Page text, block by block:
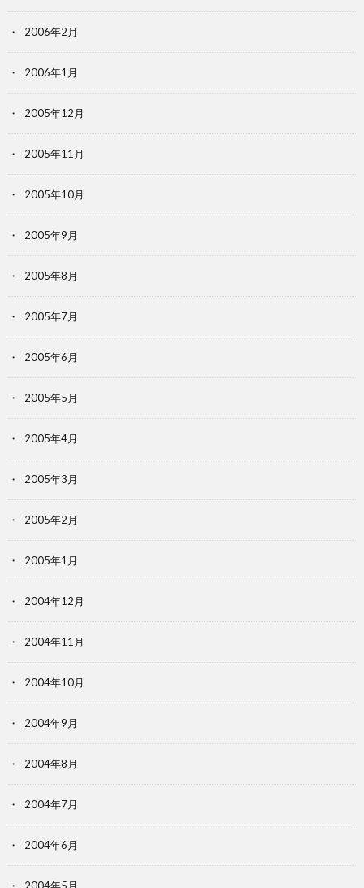
2006年2月
2006年1月
2005年12月
2005年11月
2005年10月
2005年9月
2005年8月
2005年7月
2005年6月
2005年5月
2005年4月
2005年3月
2005年2月
2005年1月
2004年12月
2004年11月
2004年10月
2004年9月
2004年8月
2004年7月
2004年6月